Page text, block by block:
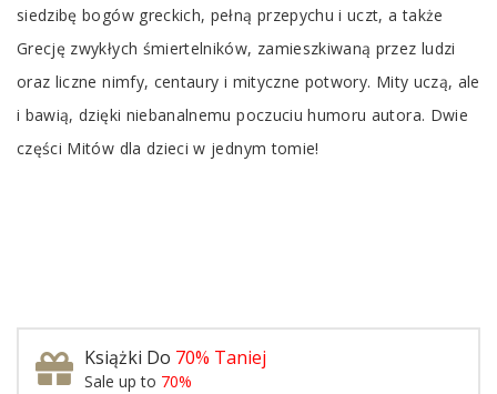
siedzibę bogów greckich, pełną przepychu i uczt, a także
Grecję zwykłych śmiertelników, zamieszkiwaną przez ludzi
oraz liczne nimfy, centaury i mityczne potwory. Mity uczą, ale
i bawią, dzięki niebanalnemu poczuciu humoru autora. Dwie
części Mitów dla dzieci w jednym tomie!
Książki Do 70% Taniej
Sale up to 70%